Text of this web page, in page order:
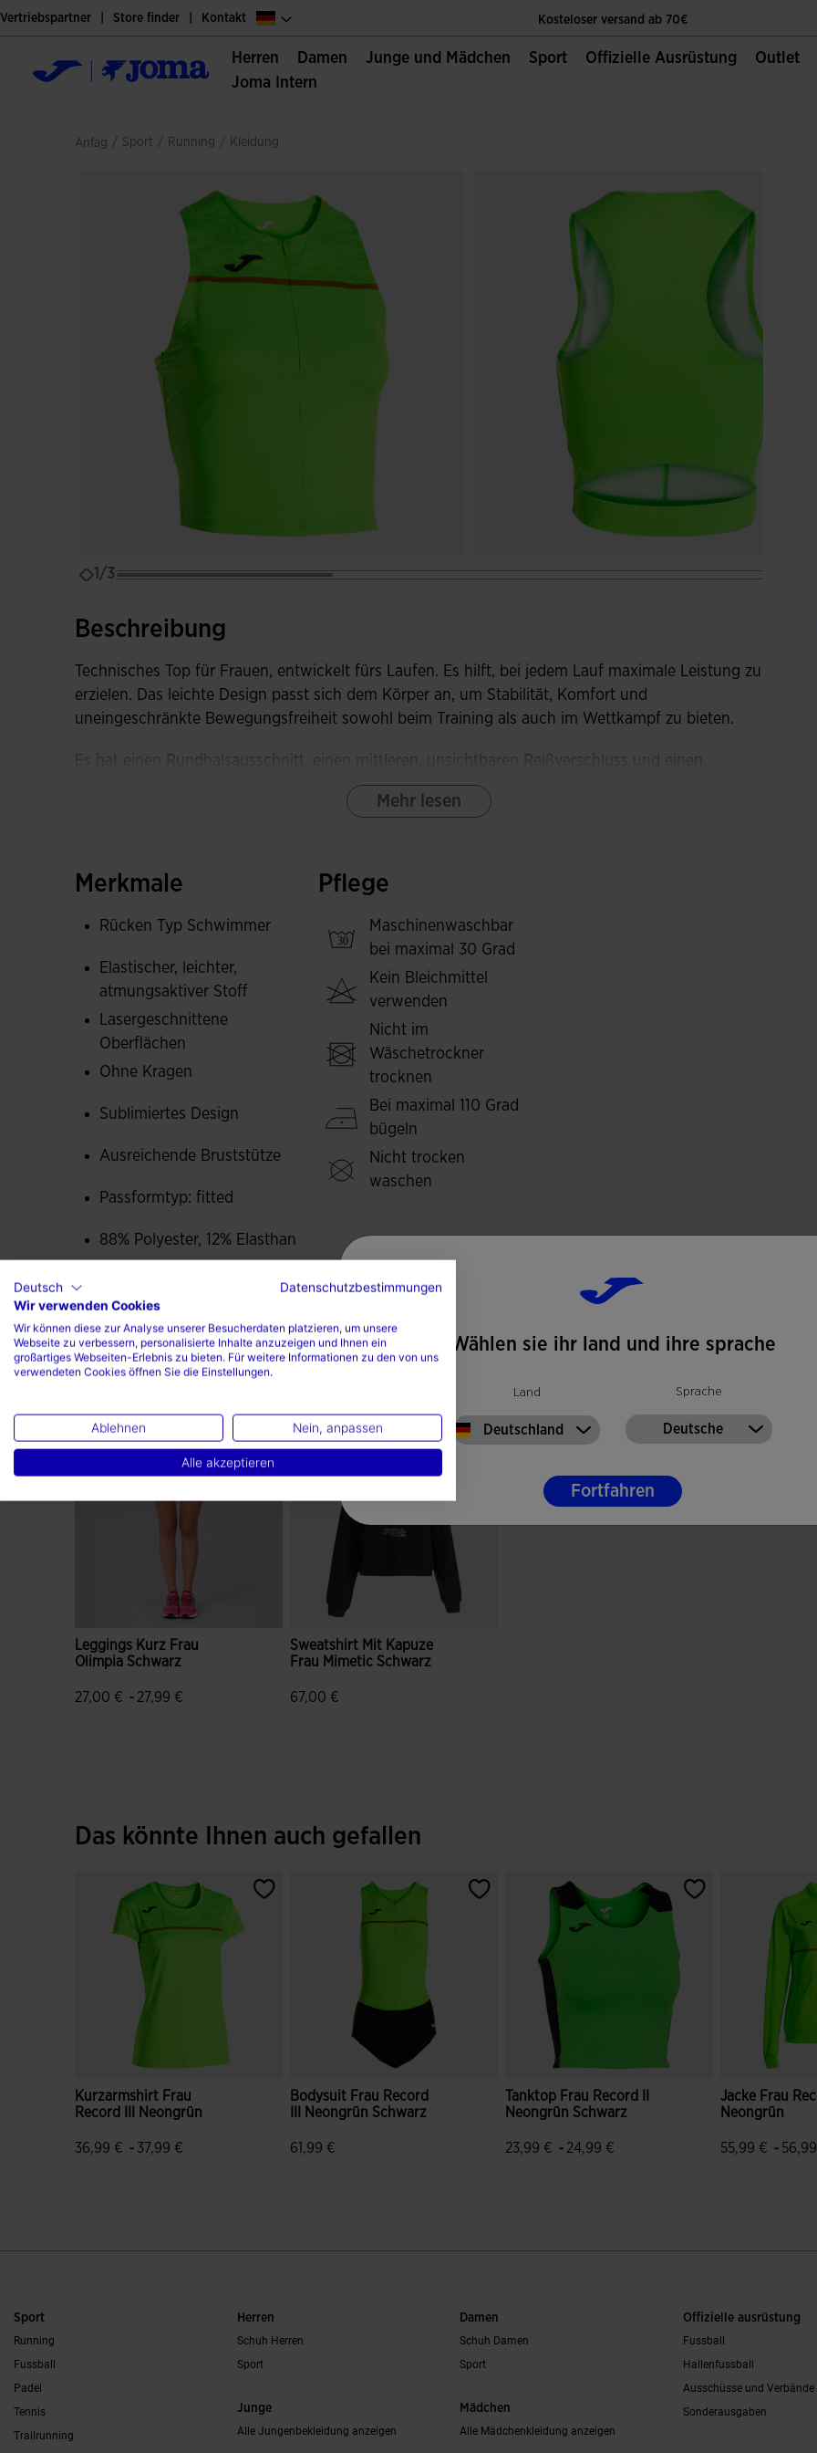
Kosteloser versand ab 70€
Die Einzige Offizielle Website von Joma Sport
Vertriebspartner Store finder Kontakt
Herren Damen Junge und Mädchen Sport Offizielle Ausrüstung
Outlet
Joma Intern
Anfag / sport / running / kleidung
1/3
Beschreibung
Technisches Top für Frauen, entwickelt fürs Laufen. Es hilft, bei jedem Lauf maximale Leistung zu
erzielen. Das leichte Design passt sich dem Körper an, um Stabilität, Komfort und
uneingeschränkte Bewegungsfreiheit sowohl beim Training als auch im Wettkampf zu bieten.
Es hat einen Rundhalsausschnitt, einen mittleren, unsichtbaren Reißverschluss und einen
Racerback, um die Bewegungsfreiheit zu optimieren, mit einer Öffnung für schnelle
Schweißbelüftung in diesem Bereich. Laser-cut-Abschlüsse verhindern Hautirritationen, erhöhen
Es ist aus leichtem, atmungsaktivem und elastischem Gewebe gefertigt, um eine ergonomische
Mehr lesen
Merkmale
Rücken Typ Schwimmer
Elastischer, leichter,
atmungsaktiver Stoff
Lasergeschnittene
Oberflächen
Ohne Kragen
Sublimiertes Design
Ausreichende Bruststütze
Passformtyp: fitted
88% Polyester, 12% Elasthan
Pflege
Maschinenwaschbar
bei maximal 30 Grad
Kein Bleichmittel
verwenden
Nicht im
Wäschetrockner
trocknen
Bei maximal 110 Grad
bügeln
Nicht trocken
waschen
Vervollständigen Sie den Look
Leggings Kurz Frau
Olimpia Schwarz
27,00 € - 27,99 €
Sweatshirt Mit Kapuze
Frau Mimetic Schwarz
67,00 €
Das könnte Ihnen auch gefallen
Kurzarmshirt Frau
Record III Neongrün
36,99 € - 37,99 €
Bodysuit Frau Record
III Neongrün Schwarz
61,99 €
Tanktop Frau Record II
Neongrün Schwarz
23,99 € - 24,99 €
Jacke Frau
Neongrün
55,99 € -
Sport
Running
Fussball
Padel
Tennis
Trailrunning
Herren
Schuh Herren
Sport
Junge
Alle Jungenbekleidung anzeigen
Damen
Schuh Damen
Sport
Mädchen
Alle Mädchenkleidung anzeigen
Offizielle ausrüstung
Fussball
Hallenfussball
Ausschüsse und Verbände
Sonderausgaben
Wählen sie ihr land und ihre sprache
Land
Deutschland
Sprache
Deutsche
Fortfahren
Deutsch
Datenschutzbestimmungen
Wir verwenden Cookies
Wir können diese zur Analyse unserer Besucherdaten platzieren, um unsere
Webseite zu verbessern, personalisierte Inhalte anzuzeigen und Ihnen ein
großartiges Webseiten-Erlebnis zu bieten. Für weitere Informationen zu den von uns
verwendeten Cookies öffnen Sie die Einstellungen.
Ablehnen Nein, anpassen
Alle akzeptieren